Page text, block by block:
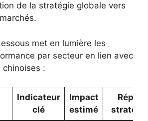
de la stratégie globale vers
met en lumière les
par secteur en lien avec
:
Indicateur
clé
Impact
estimé